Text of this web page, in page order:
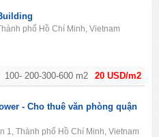
20 USD/m2
100- 200-300-600 m2
phố Hồ Chí Minh, Vietnam
- Cho thuê văn phòng quận
1, Thành phố Hồ Chí Minh, Vietnam